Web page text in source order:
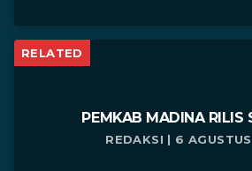
RELATED
PEMKAB MADINA RILIS
REDAKSI | 6